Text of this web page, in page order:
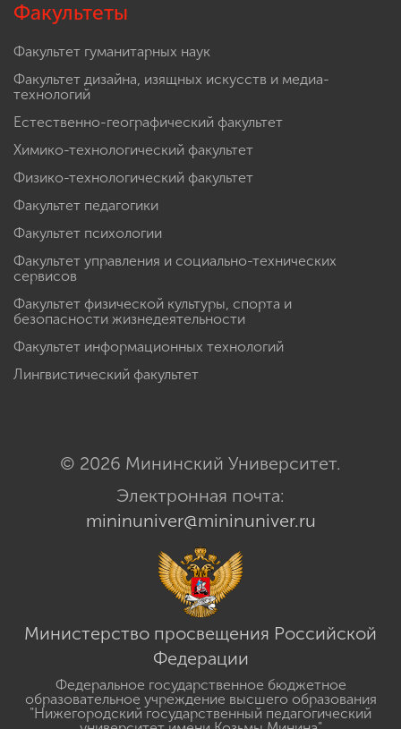
Факультеты
Факультет гуманитарных наук
Факультет дизайна, изящных искусств и медиа-
технологий
Естественно-географический факультет
Химико-технологический факультет
Физико-технологический факультет
Факультет педагогики
Факультет психологии
Факультет управления и социально-технических
сервисов
Факультет физической культуры, спорта и
безопасности жизнедеятельности
Факультет информационных технологий
Лингвистический факультет
© 2026 Мининский Университет.
Электронная почта:
mininuniver@mininuniver.ru
Министерство просвещения Российской
Федерации
Федеральное государственное бюджетное
образовательное учреждение высшего образования
"Нижегородский государственный педагогический